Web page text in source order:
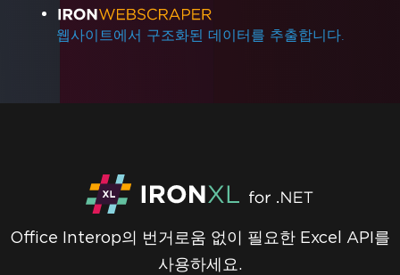
웹사이트에서 구조화된 데이터를 추출합니다.
Office Interop의 번거로움 없이 필요한 Excel API를
사용하세요.